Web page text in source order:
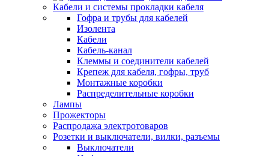
Кабели и системы прокладки кабеля
Гофра и трубы для кабелей
Изолента
Кабели
Кабель-канал
Клеммы и соединители кабелей
Крепеж для кабеля, гофры, труб
Монтажные коробки
Распределительные коробки
Лампы
Прожекторы
Распродажа электротоваров
Розетки и выключатели, вилки, разъемы
Выключатели